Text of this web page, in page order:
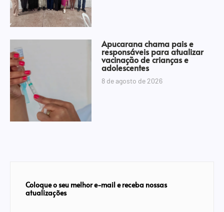
Apucarana chama pais e
responsáveis para atualizar
vacinação de crianças e
adolescentes
8 de agosto de 2026
Coloque o seu melhor e-mail e receba nossas
atualizações